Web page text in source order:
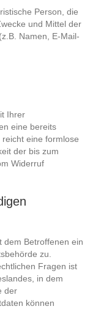
Person, die
und Mittel der
Namen, E-Mail-
Ihrer
eine bereits
eine formlose
der bis zum
Widerruf
dem Betroffenen ein
zu.
Fragen ist
in dem
der
können